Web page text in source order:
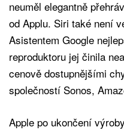
neuměl elegantně
od Applu. Siri také není
Asistentem Google
reproduktoru jej činila
cenově dostupnějšími
společností Sonos,
Apple po ukončení